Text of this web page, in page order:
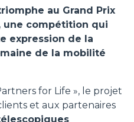
au Grand Prix
une compétition qui
expression de la
de la mobilité
for Life », le projet
et aux partenaires